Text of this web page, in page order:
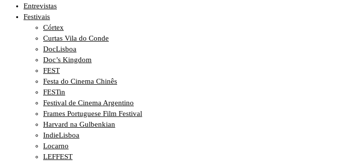
Entrevistas
Festivais
Córtex
Curtas Vila do Conde
DocLisboa
Doc’s Kingdom
FEST
Festa do Cinema Chinês
FESTin
Festival de Cinema Argentino
Frames Portuguese Film Festival
Harvard na Gulbenkian
IndieLisboa
Locarno
LEFFEST